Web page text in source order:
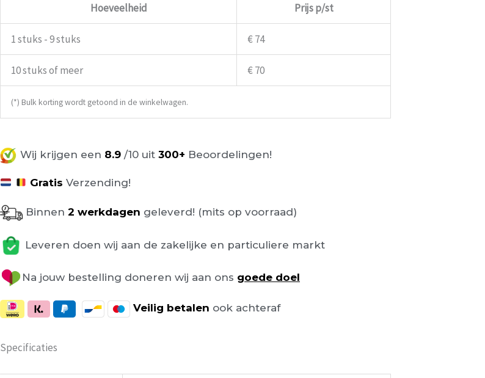
Hoeveelheid Prijs p/st
1 stuks - 9 stuks € 74
10 stuks of meer € 70
(*) Bulk korting wordt getoond in de winkelwagen.
Wij krijgen een 8.9 /10 uit 300+ Beoordelingen!
Gratis Verzending!
Binnen 2 werkdagen geleverd! (mits op voorraad)
Leveren doen wij aan de zakelijke en particuliere markt
Na jouw bestelling doneren wij aan ons goede doel
Veilig betalen ook achteraf
Specificaties